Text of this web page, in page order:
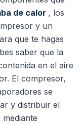
de calor , los
y un
que te hagas
saber que la
en el aire
El compresor,
se
y distribuir el